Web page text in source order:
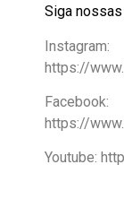
Siga nossas
Instagram:
https://
Facebook:
https://
Youtube: